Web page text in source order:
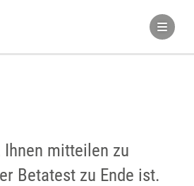
Ihnen mitteilen zu
Betatest zu Ende ist.